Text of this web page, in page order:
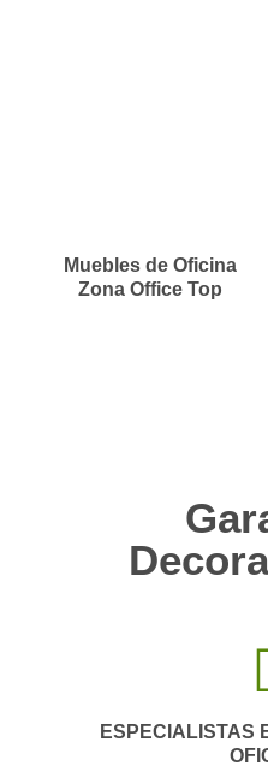
Muebles de Oficina
Zona Office Top
ESPECIALISTAS